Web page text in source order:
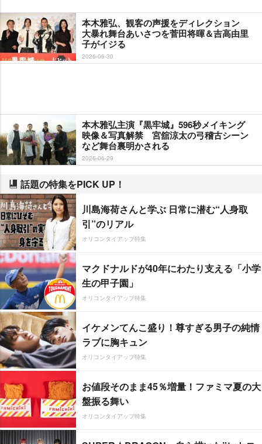
本木雅弘、観客の声援をディレクション
大暴れ舞台あいさつを菅田将暉＆吉高由里
子がイジる
2026-06-30
本木雅弘主演『黒牢城』596秒メイキング
映像＆写真解禁 宮舘涼太の弓稽古シーン
など舞台裏明かされる
2026-06-29
話題の特集をPICK UP！
川島海荷さんと学ぶ 日常に潜む“人身取
引”のリアル
オリコンタイアップ特集
マクドナルドが40年にわたり支える「小学
生の甲子園」
オリコンタイアップ特集
イケメンてんこ盛り！尊すぎる男子の純情
ラブに胸キュン
オリコンタイアップ特集
お値段そのまま45％増量！ファミマ夏の大
盤振る舞い
オリコンタイアップ特集